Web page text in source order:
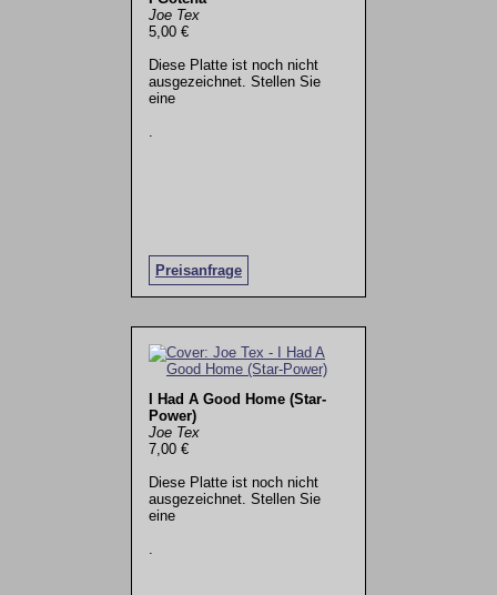
Joe Tex
5,00 €
Diese Platte ist noch nicht
ausgezeichnet. Stellen Sie
eine
Preisanfrage
I Had A Good Home (Star-
Power)
Joe Tex
7,00 €
Diese Platte ist noch nicht
ausgezeichnet. Stellen Sie
eine
.